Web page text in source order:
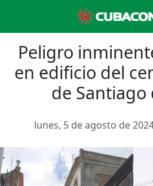
Peligro
en edificio del
de Santiago
lunes, 5 de agosto de